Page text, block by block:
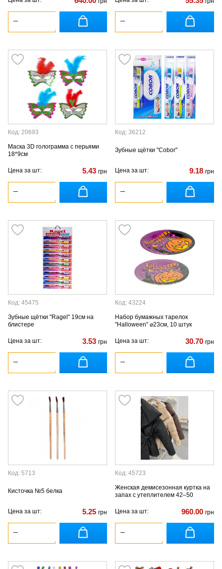
Код: 20693
Маска 3D голограмма с перьями
18*9см
Цена за шт: 5.43 грн
Код: 36212
Зубные щётки "Cobor"
Цена за шт: 9.18 грн
Код: 45475
Зубные щётки "Ragel" 19см на
блистере
Цена за шт: 3.53 грн
Код: 43224
Набор бумажных тарелок
"Halloween" ⌀23см, 10 штук
Цена за шт: 30.70 грн
Код: 5713
Кисточка №5 белка
Цена за шт: 5.25 грн
Код: 45723
Женская демисезонная куртка на
запах с утеплителем 42–50
Цена за шт: 960.00 грн